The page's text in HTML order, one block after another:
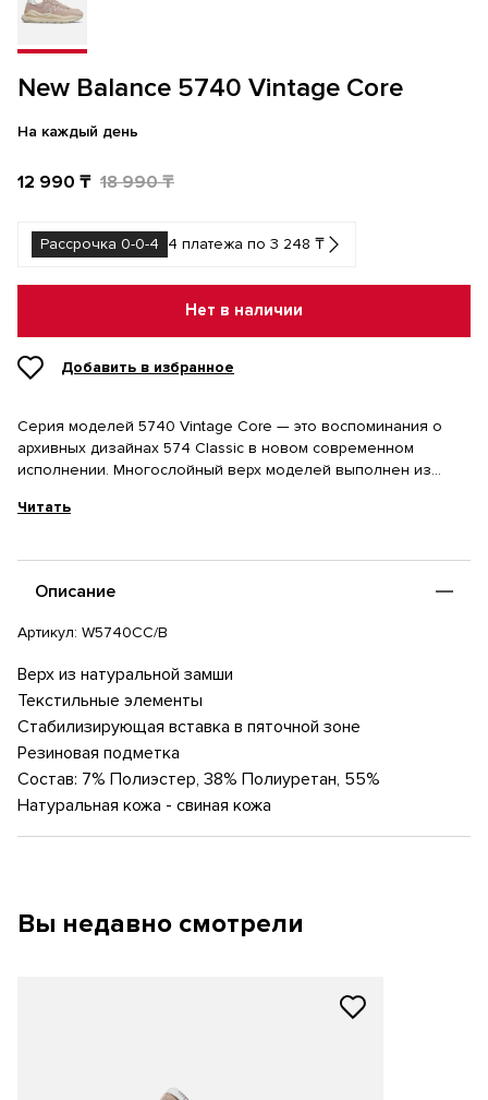
New Balance 5740 Vintage Core
На каждый день
12 990 ₸ 18 990 ₸
Рассрочка 0-0-4 4 платежа по 3 248 ₸
Нет в наличии
Добавить в избранное
Серия моделей 5740 Vintage Core — это воспоминания о
архивных дизайнах 574 Classic в новом современном
исполнении. Многослойный верх моделей выполнен из
Приятную амортизацию стопы обеспечивает объемная
стабилизирующая вставка в пятночной зоне. Для этой серии
чтобы Вы легко могли сочетать эти кроссовки с множеством
Читать
Описание
Артикул: W5740CC/B
Верх из натуральной замши
Текстильные элементы
Стабилизирующая вставка в пяточной зоне
Резиновая подметка
Состав: 7% Полиэстер, 38% Полиуретан, 55%
Натуральная кожа - свиная кожа
Вы недавно смотрели